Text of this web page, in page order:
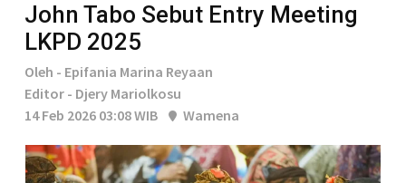
John Tabo Sebut Entry Meeting
LKPD 2025
Oleh - Epifania Marina Reyaan
Editor - Djery Mariolkosu
14 Feb 2026 03:08 WIB
Wamena